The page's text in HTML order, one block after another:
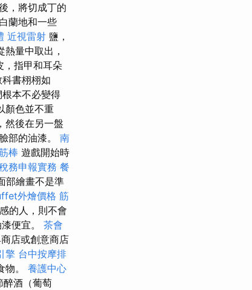
，將切成丁的
蘭地和一些
近視雷射 鹽，
熱量中取出，
，指甲和耳朵
書栩栩如
本不必變得
顏色並不重
然後在另一盤
部的油漆。 南
棒 遊戲開始時
務申報實務 餐
部繪畫不是準
外燴價格 筋
的人，則不會
便宜。 茶會
店或創意商店
擎 台中按摩排
物。 養護中心
醉酒（葡萄